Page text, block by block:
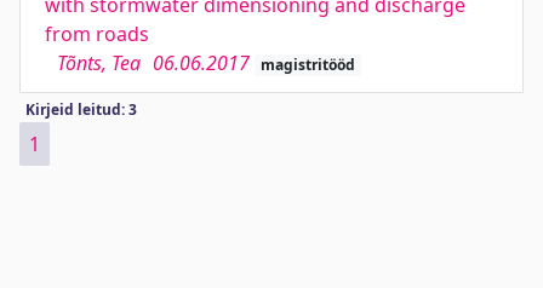
from roads
Tõnts, Tea 06.06.2017 magistritööd
Kirjeid leitud: 3
1